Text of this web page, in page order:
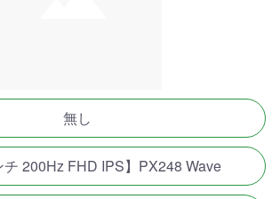
無し
チ 200Hz FHD IPS】PX248 Wave